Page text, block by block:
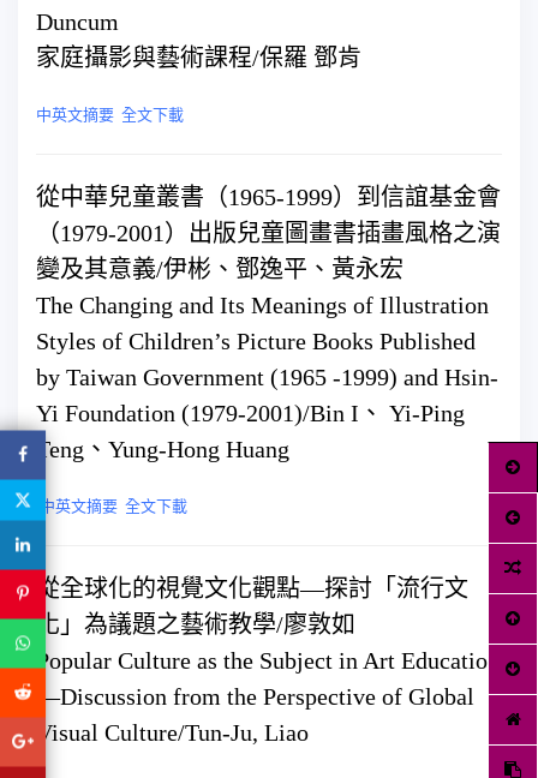
Duncum
家庭攝影與藝術課程/保羅 鄧肯
中英文摘要 全文下載
從中華兒童叢書（1965-1999）到信誼基金會
（1979-2001）出版兒童圖畫書插畫風格之演
變及其意義/伊彬、鄧逸平、黃永宏
The Changing and Its Meanings of Illustration
Styles of Children’s Picture Books Published
by Taiwan Government (1965 -1999) and Hsin-
Yi Foundation (1979-2001)/Bin I、 Yi-Ping
Teng、Yung-Hong Huang
中英文摘要 全文下載
從全球化的視覺文化觀點—探討「流行文
化」為議題之藝術教學/廖敦如
Popular Culture as the Subject in Art Education
—Discussion from the Perspective of Global
Visual Culture/Tun-Ju, Liao